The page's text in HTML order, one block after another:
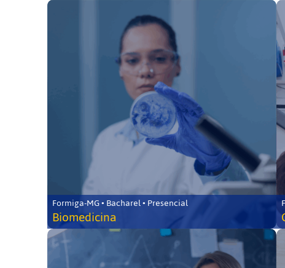
Formiga-MG • Bacharel • Presencial
Biomedicina